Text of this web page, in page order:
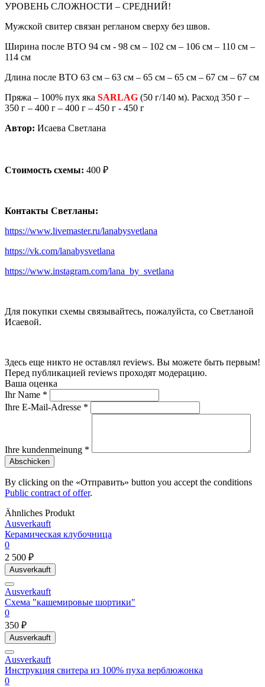
УРОВЕНЬ СЛОЖНОСТИ – СРЕДНИЙ!
Мужской свитер связан регланом сверху без швов.
Ширина после ВТО 94 см - 98 см – 102 см – 106 см – 110 см –
114 см
Длина после ВТО 63 см – 63 см – 65 см – 65 см – 67 см – 67 см
Пряжа – 100% пух яка SARLAG (50 г/140 м). Расход 350 г –
350 г – 400 г – 400 г – 450 г - 450 г
Автор: Исаева Светлана
Стоимость схемы: 400 ₽
Контакты Светланы:
https://www.livemaster.ru/lanabysvetlana
https://vk.com/lanabysvetlana
https://www.instagram.com/lana_by_svetlana
Для покупки схемы связывайтесь, пожалуйста, со Светланой
Исаевой.
Здесь еще никто не оставлял reviews. Вы можете быть первым!
Перед публикацией reviews проходят модерацию.
Ваша оценка
Ihr Name *
Ihre E-Mail-Adresse *
Ihre kundenmeinung *
Abschicken
By clicking on the «Отправить» button you accept the conditions
Public contract of offer.
Ähnliches Produkt
Ausverkauft
Керамическая клубочница
0
2 500 ₽
Ausverkauft
Ausverkauft
Схема "кашемировые шортики"
0
350 ₽
Ausverkauft
Ausverkauft
Инструкция свитера из 100% пуха верблюжонка
0